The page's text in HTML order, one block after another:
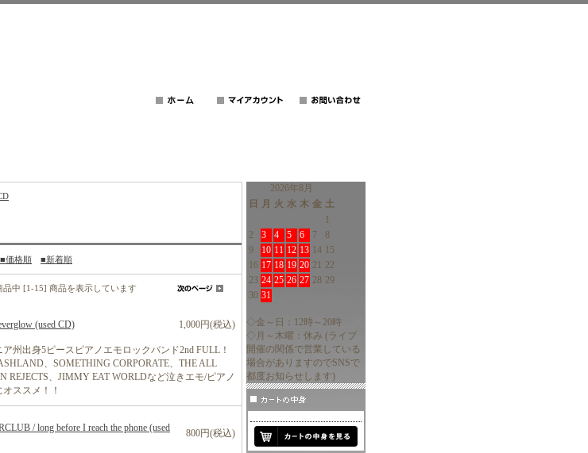
■価格順 ■新着順
品中 [1-15] 商品を表示しています
(used CD) 1,000円(税込)
ア州出身5ピースピアノエモロックバンド2nd FULL！
、SOMETHING CORPORATE、THE ALL
REJECTS、JIMMY EAT WORLDなど泣きエモ/ピアノ
ススメ！！
/ long before I reach the phone (used
800円(税込)
2026年8月
日
月 火 水 木 金 土
1
2
3 4 5 6 7
8
9
10 11 12 13 14 15
16 17 18 19 20 21 22
23 24 25 26 27 28 29
30 31
◇金～日：12時～20時
◇月～木曜：休み (ライブ
開催の関係で営業している
場合がありますのでSNSで
都度お知らせします)